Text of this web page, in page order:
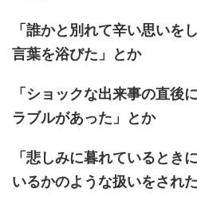
「誰かと別れて辛い思いを
言葉を浴びた」とか
「ショックな出来事の直後
ラブルがあった」とか
「悲しみに暮れているとき
いるかのような扱いをされた